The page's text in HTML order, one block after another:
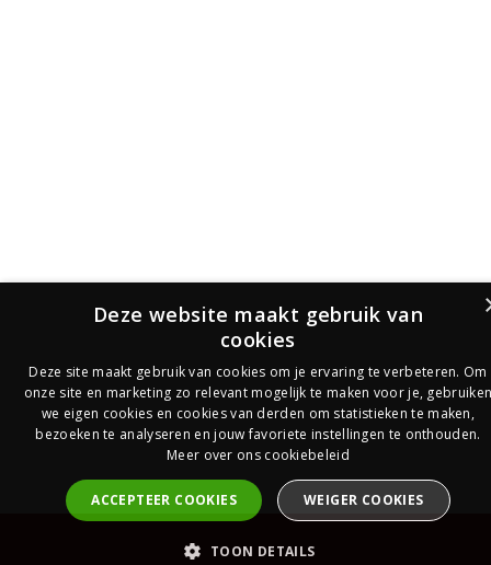
PrijsOfferte
Deze website maakt gebruik van
cookies
Deze site maakt gebruik van cookies om je ervaring te verbeteren. Om
onze site en marketing zo relevant mogelijk te maken voor je,
we eigen cookies en cookies van derden om statistieken te maken,
bezoeken te analyseren en jouw favoriete instellingen te onthouden.
Meer over ons cookiebeleid
ACCEPTEER COOKIES WEIGER COOKIES
TOON DETAILS